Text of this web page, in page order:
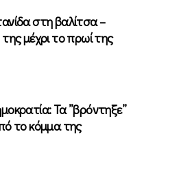
στη βαλίτσα –
της μέχρι το πρωί της
Τα ”βρόντηξε”
το κόμμα της